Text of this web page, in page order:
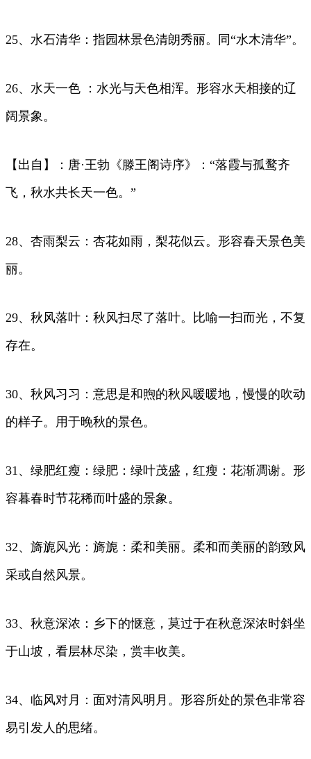
25、水石清华：指园林景色清朗秀丽。同“水木清华”。
26、水天一色 ：水光与天色相浑。形容水天相接的辽
阔景象。
【出自】：唐·王勃《滕王阁诗序》：“落霞与孤鹜齐
飞，秋水共长天一色。”
28、杏雨梨云：杏花如雨，梨花似云。形容春天景色美
丽。
29、秋风落叶：秋风扫尽了落叶。比喻一扫而光，不复
存在。
30、秋风习习：意思是和煦的秋风暖暖地，慢慢的吹动
的样子。用于晚秋的景色。
31、绿肥红瘦：绿肥：绿叶茂盛，红瘦：花渐凋谢。形
容暮春时节花稀而叶盛的景象。
32、旖旎风光：旖旎：柔和美丽。柔和而美丽的韵致风
采或自然风景。
33、秋意深浓：乡下的惬意，莫过于在秋意深浓时斜坐
于山坡，看层林尽染，赏丰收美。
34、临风对月：面对清风明月。形容所处的景色非常容
易引发人的思绪。